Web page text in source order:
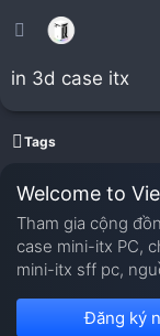
in 3d case itx
Tags
Welcome to
Tham gia cộng
case mini-itx PC,
mini-itx sff pc,
Đăng ký